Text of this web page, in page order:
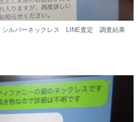
ルバーネックレス LINE査定 調査結果